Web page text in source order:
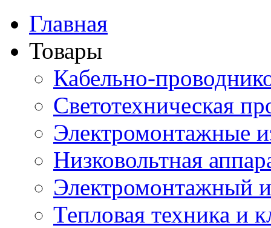
Главная
Товары
Кабельно-
Светотехническая
Электромонтажные
Низковольтная
Электромонтажный
Тепловая техника и